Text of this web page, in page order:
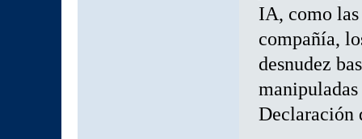
IA, como
compañía,
desnudez
Declaración